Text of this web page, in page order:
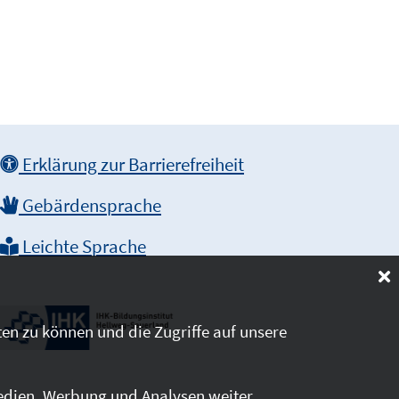
Erklärung zur Barrierefreiheit
Gebärdensprache
Leichte Sprache
zu können und die Zugriffe auf unsere